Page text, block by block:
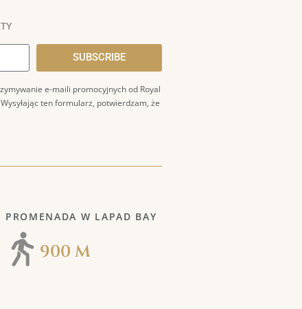
SUBSCRIBE
e-maili promocyjnych od Royal
Wysyłając ten formularz, potwierdzam, że
PROMENADA W LAPAD BAY
900 M